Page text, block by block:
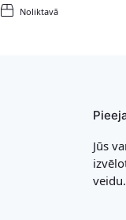
Noliktavā
Jūs
veidu.